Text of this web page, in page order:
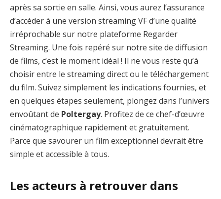
après sa sortie en salle. Ainsi, vous aurez l’assurance
d’accéder à une version streaming VF d’une qualité
irréprochable sur notre plateforme Regarder
Streaming. Une fois repéré sur notre site de diffusion
de films, c’est le moment idéal ! Il ne vous reste qu’à
choisir entre le streaming direct ou le téléchargement
du film. Suivez simplement les indications fournies, et
en quelques étapes seulement, plongez dans l’univers
envoûtant de Poltergay. Profitez de ce chef-d’œuvre
cinématographique rapidement et gratuitement.
Parce que savourer un film exceptionnel devrait être
simple et accessible à tous.
Les acteurs à retrouver dans